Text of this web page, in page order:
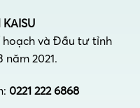
hoạch và Đầu tư tỉnh
2021.
0221 222 6868